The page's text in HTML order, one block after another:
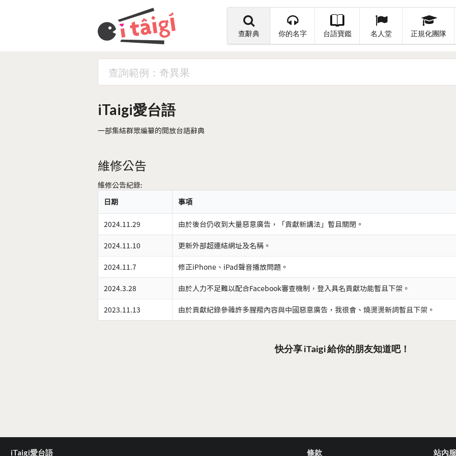
查辭典 你的名字 台語寶鑑 名人堂 正規化團隊
iTaigi愛台語
一部集結群眾編纂的開放台語辭典
維修公告
維修公告紀錄:
日期
事項
2024.11.29 由於後台仍收到大量惡意廣告，「貢獻新講法」暫且關閉。
2024.11.10 更新外部超連結網址及名稱。
2024.11.7 修正iPhone、iPad聲音播放問題。
2024.3.28 由於人力不足難以配合Facebook審查機制，登入具名貢獻功能暫且下架。
2023.11.13 由於貢獻紀錄參雜許多腥羶內容與中國惡意廣告，我很會、燒燙燙新詞暫且下架。
快分享 iTaigi 給你的朋友知道吧！
iTaigi愛台語 條款 站內